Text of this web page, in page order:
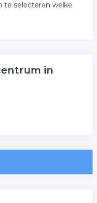
te selecteren welke
in